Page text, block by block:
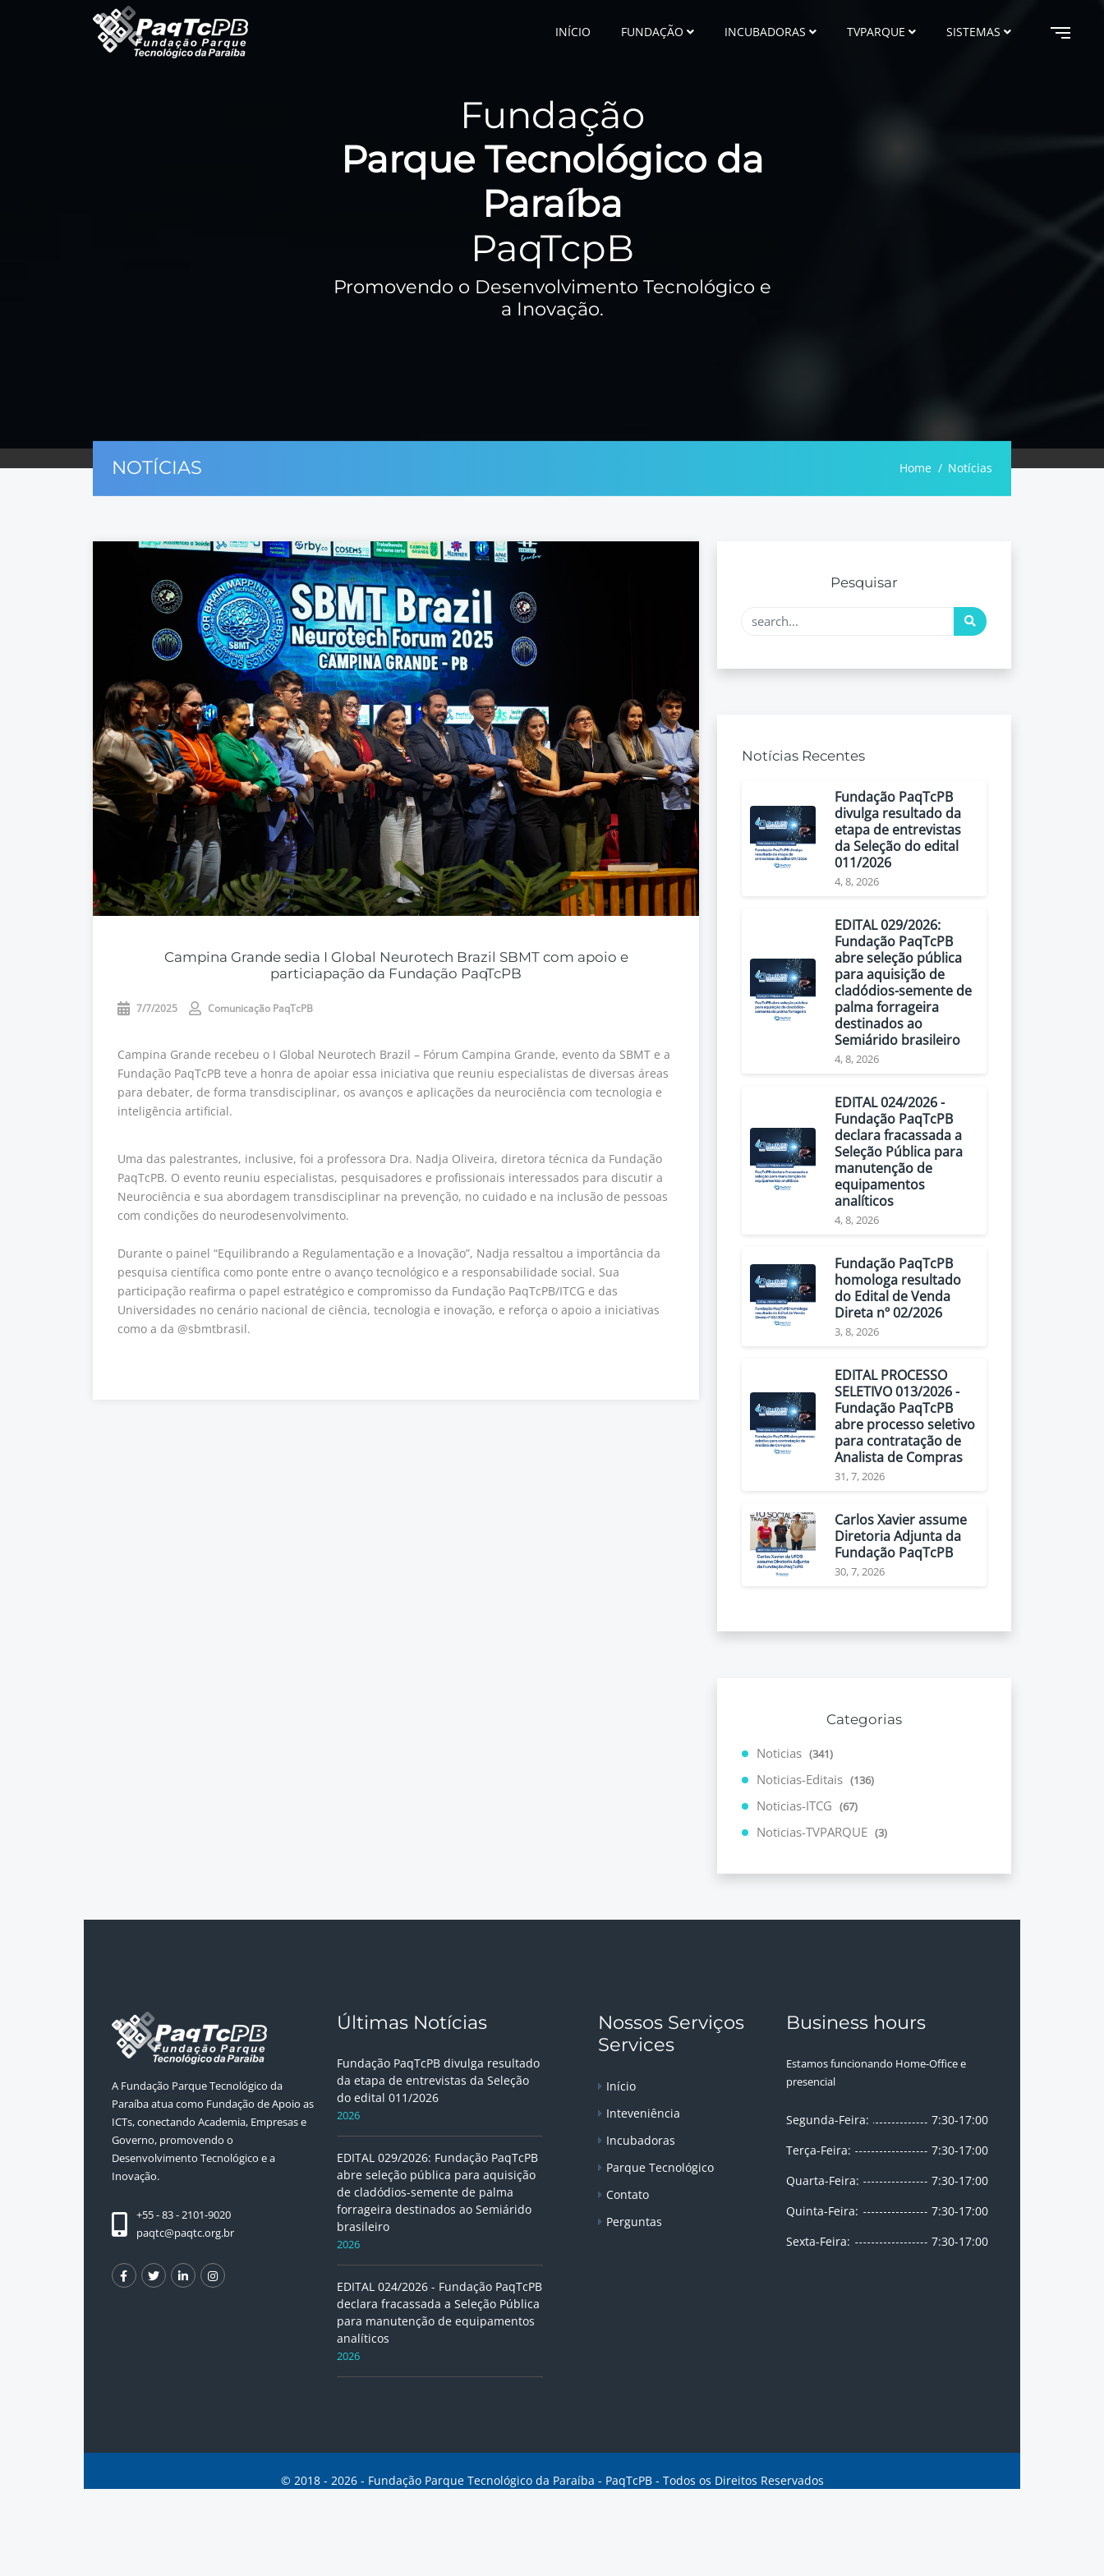
INÍCIO FUNDAÇÃO INCUBADORAS TVPARQUE SISTEMAS
Fundação
Parque Tecnológico da
Paraíba
PaqTcpB
Promovendo o Desenvolvimento Tecnológico e
a Inovação.
NOTÍCIAS Home Notícias
Campina Grande sedia I Global Neurotech Brazil SBMT com apoio e
particiapação da Fundação PaqTcPB
7/7/2025 Comunicação PaqTcPB
Campina Grande recebeu o I Global Neurotech Brazil – Fórum Campina Grande, evento da SBMT e a
Fundação PaqTcPB teve a honra de apoiar essa iniciativa que reuniu especialistas de diversas áreas
para debater, de forma transdisciplinar, os avanços e aplicações da neurociência com tecnologia e
inteligência artificial.
Uma das palestrantes, inclusive, foi a professora Dra. Nadja Oliveira, diretora técnica da Fundação
PaqTcPB. O evento reuniu especialistas, pesquisadores e profissionais interessados para discutir a
Neurociência e sua abordagem transdisciplinar na prevenção, no cuidado e na inclusão de pessoas
com condições do neurodesenvolvimento.
Durante o painel “Equilibrando a Regulamentação e a Inovação”, Nadja ressaltou a importância da
pesquisa científica como ponte entre o avanço tecnológico e a responsabilidade social. Sua
participação reafirma o papel estratégico e compromisso da Fundação PaqTcPB/ITCG e das
Universidades no cenário nacional de ciência, tecnologia e inovação, e reforça o apoio a iniciativas
como a da @sbmtbrasil.
Pesquisar
Notícias Recentes
Fundação PaqTcPB
divulga resultado da
etapa de entrevistas
da Seleção do edital
011/2026
4, 8, 2026
EDITAL 029/2026:
Fundação PaqTcPB
abre seleção pública
para aquisição de
cladódios-semente de
palma forrageira
destinados ao
Semiárido brasileiro
4, 8, 2026
EDITAL 024/2026 -
Fundação PaqTcPB
declara fracassada a
Seleção Pública para
manutenção de
equipamentos
analíticos
4, 8, 2026
Fundação PaqTcPB
homologa resultado
do Edital de Venda
Direta nº 02/2026
3, 8, 2026
EDITAL PROCESSO
SELETIVO 013/2026 -
Fundação PaqTcPB
abre processo seletivo
para contratação de
Analista de Compras
31, 7, 2026
Carlos Xavier assume
Diretoria Adjunta da
Fundação PaqTcPB
30, 7, 2026
Categorias
Noticias (341)
Noticias-Editais (136)
Noticias-ITCG (67)
Noticias-TVPARQUE (3)
A Fundação Parque Tecnológico da
Paraíba atua como Fundação de Apoio as
ICTs, conectando Academia, Empresas e
Governo, promovendo o
Desenvolvimento Tecnológico e a
Inovação.
+55 - 83 - 2101-9020
paqtc@paqtc.org.br
Últimas Notícias
Fundação PaqTcPB divulga resultado
da etapa de entrevistas da Seleção
do edital 011/2026
2026
EDITAL 029/2026: Fundação PaqTcPB
abre seleção pública para aquisição
de cladódios-semente de palma
forrageira destinados ao Semiárido
brasileiro
2026
EDITAL 024/2026 - Fundação PaqTcPB
declara fracassada a Seleção Pública
para manutenção de equipamentos
analíticos
2026
Nossos Serviços
Services
Início
Inteveniência
Incubadoras
Parque Tecnológico
Contato
Perguntas
Business hours
Estamos funcionando Home-Office e
presencial
Segunda-Feira:
7:30-17:00
Terça-Feira:
7:30-17:00
Quarta-Feira:
7:30-17:00
Quinta-Feira:
7:30-17:00
Sexta-Feira:
7:30-17:00
© 2018 - 2026 - Fundação Parque Tecnológico da Paraíba - PaqTcPB - Todos os Direitos Reservados